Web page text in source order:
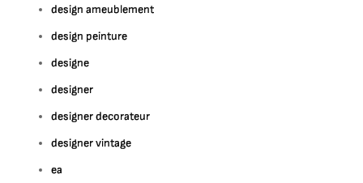
design ameublement
design peinture
designe
designer
designer decorateur
designer vintage
ea